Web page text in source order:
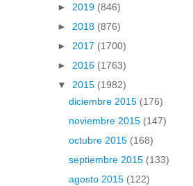
► 2019 (846)
► 2018 (876)
► 2017 (1700)
► 2016 (1763)
▼ 2015 (1982)
diciembre 2015 (176)
noviembre 2015 (147)
octubre 2015 (168)
septiembre 2015 (133)
agosto 2015 (122)